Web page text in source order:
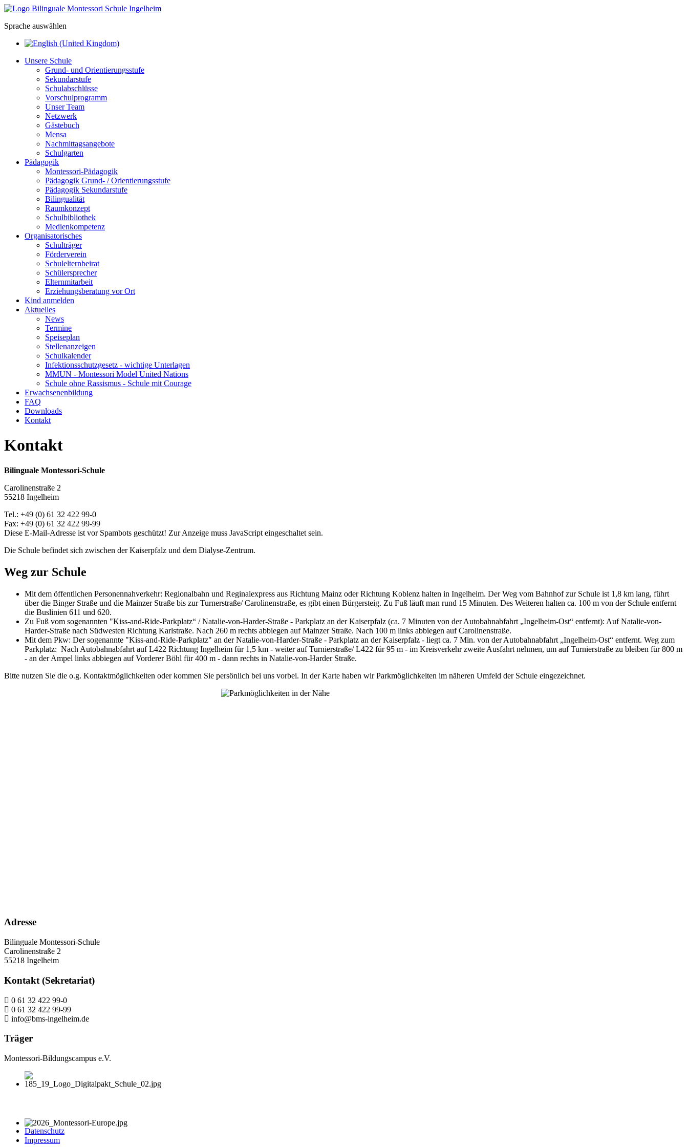
Sprache auswählen
Unsere Schule
Grund- und Orientierungsstufe
Sekundarstufe
Schulabschlüsse
Vorschulprogramm
Unser Team
Netzwerk
Gästebuch
Mensa
Nachmittagsangebote
Schulgarten
Pädagogik
Montessori-Pädagogik
Pädagogik Grund- / Orientierungsstufe
Pädagogik Sekundarstufe
Bilingualität
Raumkonzept
Schulbibliothek
Medienkompetenz
Organisatorisches
Schulträger
Förderverein
Schulelternbeirat
Schülersprecher
Elternmitarbeit
Erziehungsberatung vor Ort
Kind anmelden
Aktuelles
News
Termine
Speiseplan
Stellenanzeigen
Schulkalender
Infektionsschutzgesetz - wichtige Unterlagen
MMUN - Montessori Model United Nations
Schule ohne Rassismus - Schule mit Courage
Erwachsenenbildung
FAQ
Downloads
Kontakt
Kontakt
Bilinguale Montessori-Schule
Carolinenstraße 2
55218 Ingelheim
Tel.: +49 (0) 61 32 422 99-0
Fax: +49 (0) 61 32 422 99-99
Diese E-Mail-Adresse ist vor Spambots geschützt! Zur Anzeige muss JavaScript eingeschaltet sein.
Die Schule befindet sich zwischen der Kaiserpfalz und dem Dialyse-Zentrum.
Weg zur Schule
Mit dem öffentlichen Personennahverkehr: Regionalbahn und Reginalexpress aus Richtung Mainz oder Richtung Koblenz halten in Ingelheim. Der Weg vom Bahnhof zur Schule ist 1,8 km lang, führt
über die Binger Straße und die Mainzer Straße bis zur Turnerstraße/ Carolinenstraße, es gibt einen Bürgersteig. Zu Fuß läuft man rund 15 Minuten. Des Weiteren halten ca. 100 m von der Schule entfernt
die Buslinien 611 und 620.​
Zu Fuß vom sogenannten "Kiss-and-Ride-Parkplatz“ / Natalie-von-Harder-Straße - Parkplatz an der Kaiserpfalz (ca. 7 Minuten von der Autobahnabfahrt „Ingelheim-Ost“ entfernt): Auf Natalie-von-
Harder-Straße nach Südwesten Richtung Karlstraße. Nach 260 m rechts abbiegen auf Mainzer Straße. Nach 100 m links abbiegen auf Carolinenstraße.
Mit dem Pkw: Der sogenannte "Kiss-and-Ride-Parkplatz" an der Natalie-von-Harder-Straße - Parkplatz an der Kaiserpfalz - liegt ca. 7 Min. von der Autobahnabfahrt „Ingelheim-Ost“ entfernt. Weg zum
Parkplatz: Nach Autobahnabfahrt auf L422 Richtung Ingelheim für 1,5 km - weiter auf Turnierstraße/ L422 für 95 m - im Kreisverkehr zweite Ausfahrt nehmen, um auf Turnierstraße zu bleiben für 800 m
- an der Ampel links abbiegen auf Vorderer Böhl für 400 m - dann rechts in Natalie-von-Harder Straße.
Bitte nutzen Sie die o.g. Kontaktmöglichkeiten oder kommen Sie persönlich bei uns vorbei. In der Karte haben wir Parkmöglichkeiten im näheren Umfeld der Schule eingezeichnet.
Adresse
Bilinguale Montessori-Schule
Carolinenstraße 2
55218 Ingelheim
Kontakt (Sekretariat)
0 61 32 422 99-0
0 61 32 422 99-99
info@bms-ingelheim.de
Träger
Montessori-Bildungscampus e.V.
Datenschutz
Impressum